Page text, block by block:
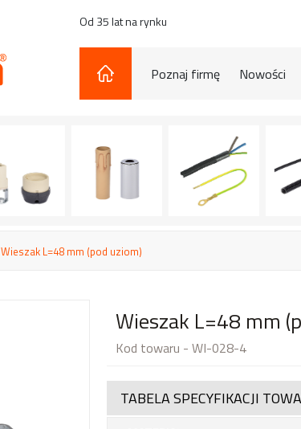
Od 35 lat na rynku
Poznaj firmę Nowości
Wieszak L=48 mm (pod uziom)
Wieszak L=48 mm
Kod towaru - WI-028-4
TABELA SPECYFIKACJI